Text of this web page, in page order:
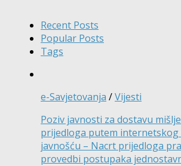
Recent Posts
Popular Posts
Tags
e-Savjetovanja /Vijesti
Poziv javnosti za dostavu
prijedloga putem internetskog
javnošću – Nacrt prijedloga
provedbi postupaka